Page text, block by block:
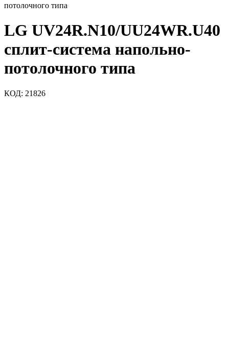
потолочного типа
LG UV24R.N10/UU24WR.U40
сплит-система напольно-
потолочного типа
КОД: 21826